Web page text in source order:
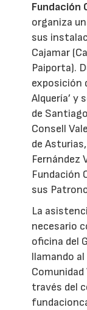
Fundación
organiza
sus
Cajamar
Paiporta).
exposición
Alquería’ y
de
Consell
de
Fernández
Fundación
sus
La
necesario
oficina del
llamando
través del